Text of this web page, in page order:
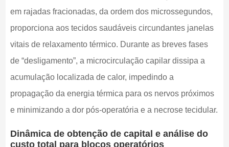
em rajadas fracionadas, da ordem dos microssegundos,
proporciona aos tecidos saudáveis circundantes janelas
vitais de relaxamento térmico. Durante as breves fases
de “desligamento”, a microcirculação capilar dissipa a
acumulação localizada de calor, impedindo a
propagação da energia térmica para os nervos próximos
e minimizando a dor pós-operatória e a necrose tecidular.
Dinâmica de obtenção de capital e análise do
custo total para blocos operatórios